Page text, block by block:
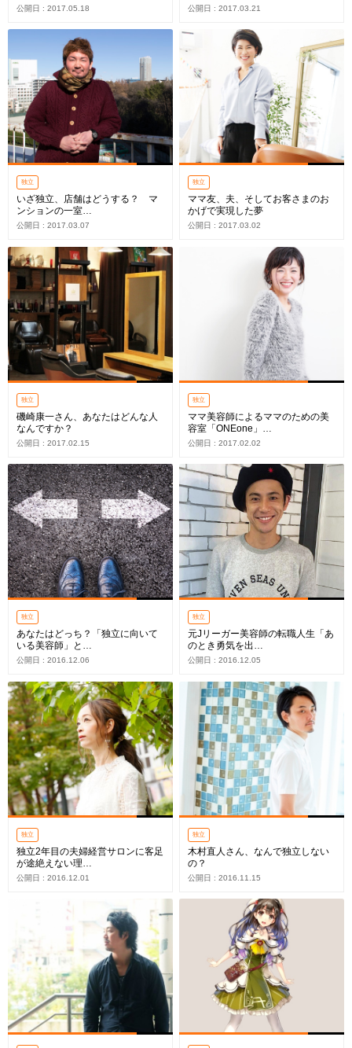
公開日 : 2017.05.18 公開日 : 2017.03.21
独立
いざ独立、店舗はどうする？ マ
ンションの一室…
公開日 : 2017.03.07
独立
ママ友、夫、そしてお客さまのお
かげで実現した夢
公開日 : 2017.03.02
独立
磯崎康一さん、あなたはどんな人
なんですか？
公開日 : 2017.02.15
独立
ママ美容師によるママのための美
容室「ONEone」…
公開日 : 2017.02.02
独立
あなたはどっち？「独立に向いて
いる美容師」と…
公開日 : 2016.12.06
独立
元Jリーガー美容師の転職人生「あ
のとき勇気を出…
公開日 : 2016.12.05
独立
独立2年目の夫婦経営サロンに客足
が途絶えない理…
公開日 : 2016.12.01
独立
木村直人さん、なんで独立しない
の？
公開日 : 2016.11.15